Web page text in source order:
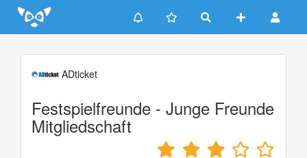
Update cookies preferences
ADticket
Festspielfreunde - Junge Freunde
Mitgliedschaft